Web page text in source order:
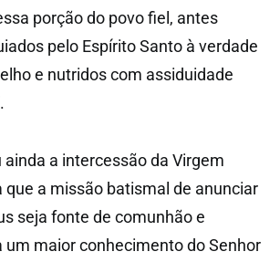
porção do povo fiel, antes
pelo Espírito Santo à verdade
e nutridos com assiduidade
ainda a intercessão da Virgem
que a missão batismal de anunciar
seja fonte de comunhão e
um maior conhecimento do Senhor